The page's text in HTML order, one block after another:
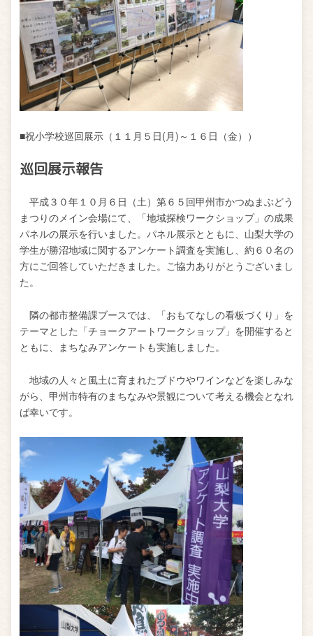
■祝小学校巡回展示（１１月５日(月) ～１６日（金））
巡回展示報告
平成３０年１０月６日（土）第６５回甲州市かつぬまぶどう
まつりのメイン会場にて、「地域探検ワークショップ」の成果
パネルの展示を行いました。パネル展示とともに、山梨大学の
学生が勝沼地域に関するアンケート調査を実施し、約６０名の
方にご回答していただきました。ご協力ありがとうございまし
た。
隣の都市整備課ブースでは、「おもてなしの看板づくり」を
テーマとした「チョークアートワークショップ」を開催すると
ともに、まちなみアンケートも実施しました。
地域の人々と風土に育まれたブドウやワインなどを楽しみな
がら、甲州市特有のまちなみや景観について考える機会となれ
ば幸いです。